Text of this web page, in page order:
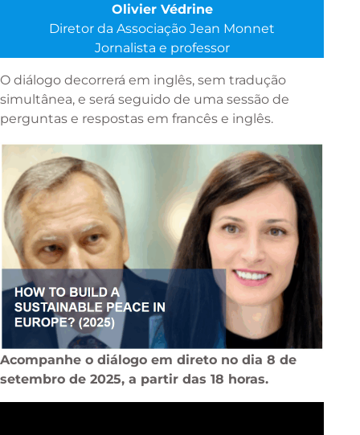
Olivier Védrine
Diretor da Associação Jean Monnet
Jornalista e professor
O diálogo decorrerá em inglês, sem tradução
simultânea, e será seguido de uma sessão de
perguntas e respostas em francês e inglês.
Acompanhe o diálogo em direto no dia 8 de
setembro de 2025, a partir das 18 horas.